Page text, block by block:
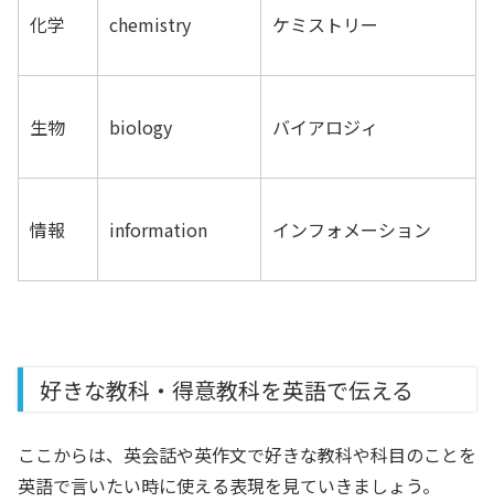
化学 chemistry ケミストリー
生物 biology バイアロジィ
情報 information インフォメーション
好きな教科・得意教科を英語で伝える
ここからは、英会話や英作文で好きな教科や科目のことを
英語で言いたい時に使える表現を見ていきましょう。